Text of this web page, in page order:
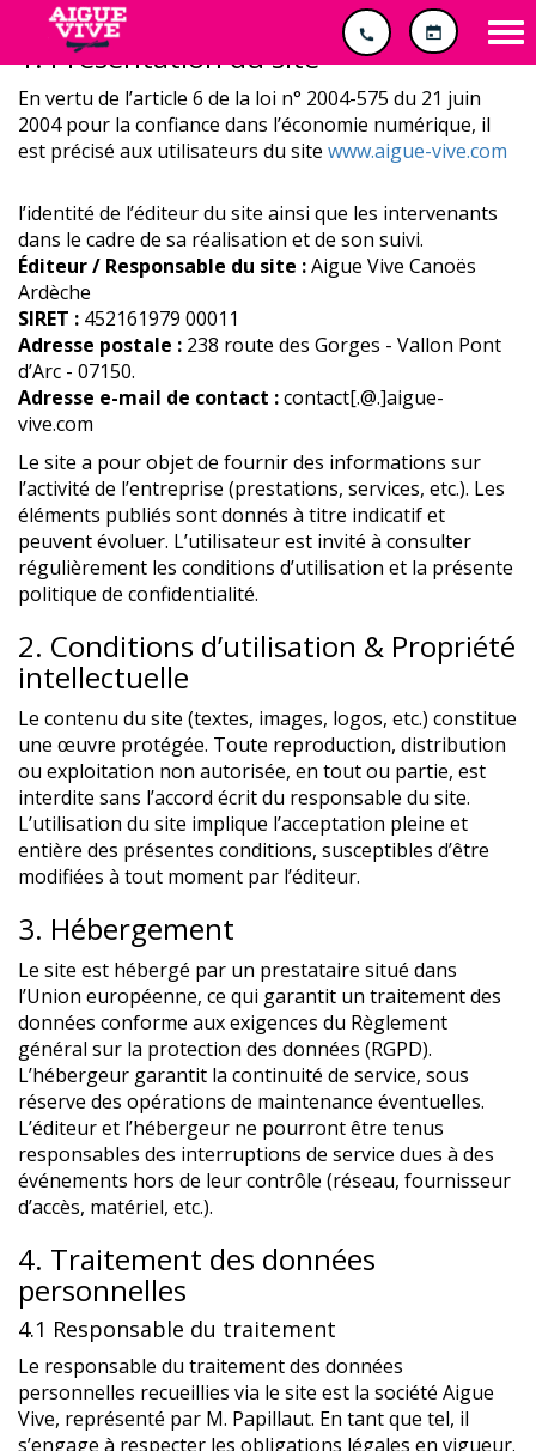
1. Présentation du site
En vertu de l’article 6 de la loi n° 2004-575 du 21 juin
2004 pour la confiance dans l’économie numérique, il
est précisé aux utilisateurs du site www.aigue-vive.com
l’identité de l’éditeur du site ainsi que les intervenants
dans le cadre de sa réalisation et de son suivi.
Éditeur / Responsable du site :Aigue Vive Canoës
Ardèche
SIRET : 452161979 00011
Adresse postale : 238 route des Gorges - Vallon Pont
d’Arc - 07150.
Adresse e-mail de contact :contact[.@.]aigue-
vive.com
Le site a pour objet de fournir des informations sur
l’activité de l’entreprise (prestations, services, etc.). Les
éléments publiés sont donnés à titre indicatif et
peuvent évoluer. L’utilisateur est invité à consulter
régulièrement les conditions d’utilisation et la présente
politique de confidentialité.
2. Conditions d’utilisation & Propriété
intellectuelle
Le contenu du site (textes, images, logos, etc.) constitue
une œuvre protégée. Toute reproduction, distribution
ou exploitation non autorisée, en tout ou partie, est
interdite sans l’accord écrit du responsable du site.
L’utilisation du site implique l’acceptation pleine et
entière des présentes conditions, susceptibles d’être
modifiées à tout moment par l’éditeur.
3. Hébergement
Le site est hébergé par un prestataire situé dans
l’Union européenne, ce qui garantit un traitement des
données conforme aux exigences du Règlement
général sur la protection des données (RGPD).
L’hébergeur garantit la continuité de service, sous
réserve des opérations de maintenance éventuelles.
L’éditeur et l’hébergeur ne pourront être tenus
responsables des interruptions de service dues à des
événements hors de leur contrôle (réseau, fournisseur
d’accès, matériel, etc.).
4. Traitement des données
personnelles
4.1 Responsable du traitement
Le responsable du traitement des données
personnelles recueillies via le site est la société Aigue
Vive, représenté par M. Papillaut. En tant que tel, il
s’engage à respecter les obligations légales en vigueur.
Panneau de gestion des cookies